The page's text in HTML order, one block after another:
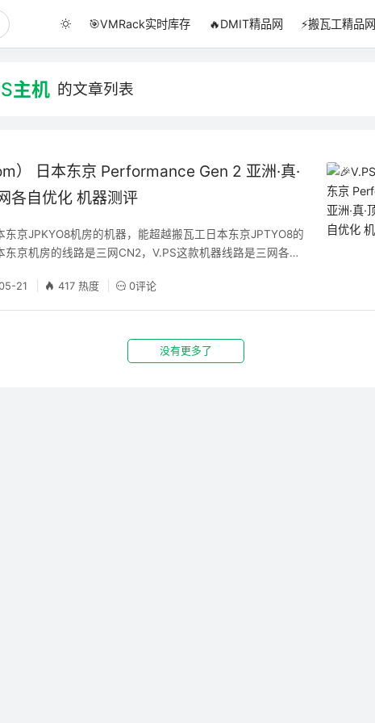
🎯VMRack实时库存 🔥DMIT精品网 ⚡搬瓦工精品网
主机 的文章列表
） 日本东京 Performance Gen 2 亚洲·真·
各自优化 机器测评
东京JPKYO8机房的机器，能超越搬瓦工日本东京JPTYO8的
东京机房的线路是三网CN2，V.PS这款机器线路是三网各自
的机器配置上优于搬瓦工东京机房，流量上也多一倍，价
Gen 2 CPU/内存/存储/流量/带宽 线路(三网各自优化) 价格
21 417 热度 0评论
没有更多了